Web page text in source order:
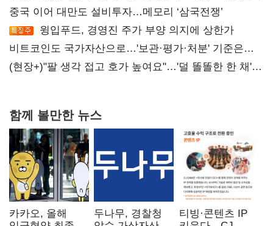
중국 이어 대만도 설비투자…메모리 ‘삼국전쟁’
윙입푸드, 경영진 주가 부양 의지에 상한가
비트코인도 국가자산으로…'보관·평가·처분' 기준은
숙제
(현장+)"팔 생각 접고 호가 높여요"…'덜 똘똘한 한 채'
함께 볼만한 뉴스
카카오, 올해
두나무, 경찰청
티빙·콘텐츠 IP